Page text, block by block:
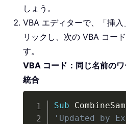
しょう。
VBA エディターで、「挿
リックし、次の VBA コー
す。
VBA コード：同じ名前の
統合
Sub
'Updated by